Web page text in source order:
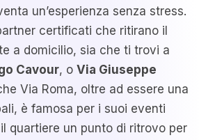
un’esperienza senza stress.
certificati che ritirano il
a domicilio, sia che ti trovi a
Cavour, o Via Giuseppe
Via Roma, oltre ad essere una
è famosa per i suoi eventi
quartiere un punto di ritrovo per